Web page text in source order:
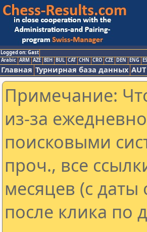
Logged on: Gast
Arabic ARM AZE BIH BUL CAT CHN CRO CZE DEN ENG
Главная Турнирная база данных AUT
Примечание:
из-за
поисковыми
проч., все
месяцев (с
после клика по